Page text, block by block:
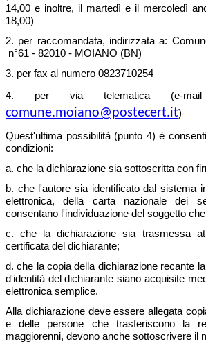
14,00 e inoltre, il martedì e il mercoledì
18,00)
2. per raccomandata, indirizzata a:
n°61 - 82010 - MOIANO (BN)
3. per fax al numero 0823710254
4. per via telematica (e-
comune.moiano@postecert.it)
Quest'ultima possibilità (punto 4) è
condizioni:
a. che la dichiarazione sia sottoscritta con
b. che l'autore sia identificato dal sistema
elettronica, della carta nazionale dei
consentano l'individuazione del soggetto
c. che la dichiarazione sia trasmessa
certificata del dichiarante;
d. che la copia della dichiarazione recante
d'identità del dichiarante siano acquisite
elettronica semplice.
Alla dichiarazione deve essere allegata
e delle persone che trasferiscono la
maggiorenni, devono anche sottoscrivere il